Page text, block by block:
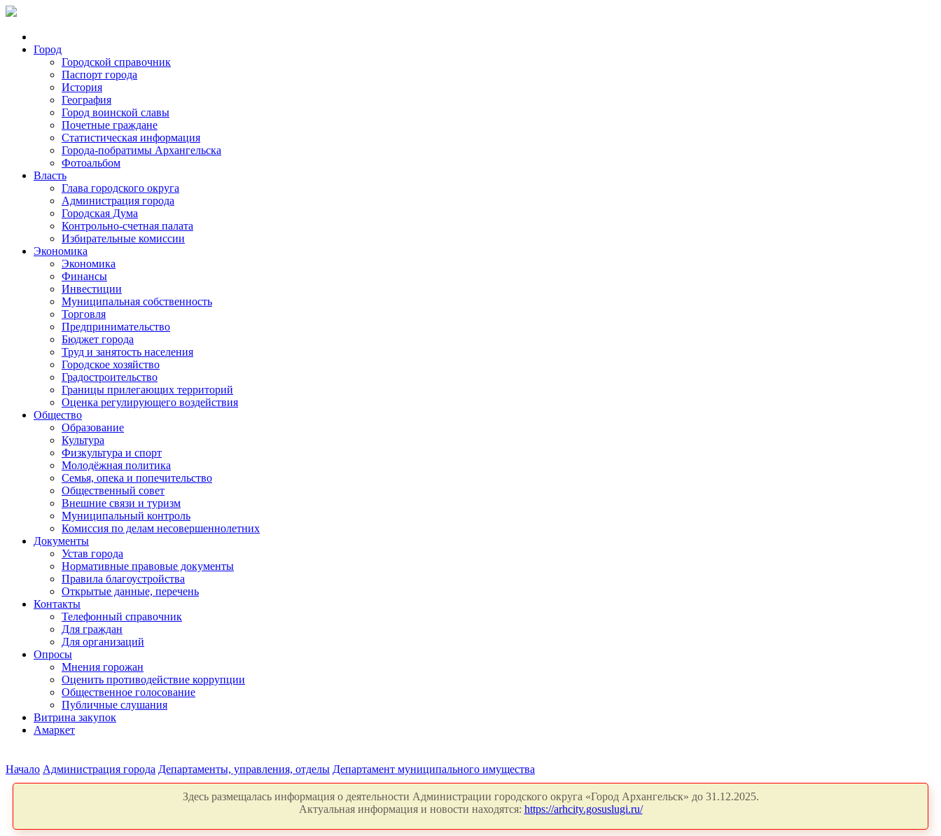
Город
Городской справочник
Паспорт города
История
География
Город воинской славы
Почетные граждане
Статистическая информация
Города-побратимы Архангельска
Фотоальбом
Власть
Глава городского округа
Администрация города
Городская Дума
Контрольно-счетная палата
Избирательные комиссии
Экономика
Экономика
Финансы
Инвестиции
Муниципальная собственность
Торговля
Предпринимательство
Бюджет города
Труд и занятость населения
Городское хозяйство
Градостроительство
Границы прилегающих территорий
Оценка регулирующего воздействия
Общество
Образование
Культура
Физкультура и спорт
Молодёжная политика
Семья, опека и попечительство
Общественный совет
Внешние связи и туризм
Муниципальный контроль
Комиссия по делам несовершеннолетних
Документы
Устав города
Нормативные правовые документы
Правила благоустройства
Открытые данные, перечень
Контакты
Телефонный справочник
Для граждан
Для организаций
Опросы
Мнения горожан
Оценить противодействие коррупции
Общественное голосование
Публичные слушания
Витрина закупок
Амаркет
Начало Администрация города Департаменты, управления, отделы Департамент муниципального имущества
Здесь размещалась информация о деятельности Администрации городского округа «Город Архангельск» до 31.12.2025.
Актуальная информация и новости находятся: https://arhcity.gosuslugi.ru/